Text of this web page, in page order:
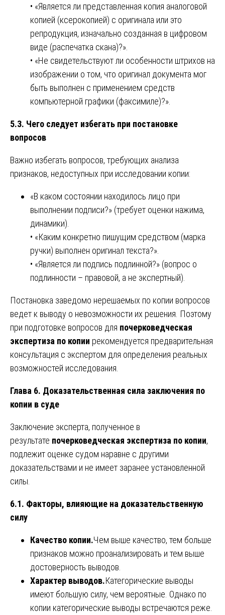
• «Является ли представленная копия аналоговой
копией (ксерокопией) с оригинала или это
репродукция, изначально созданная в цифровом
виде (распечатка скана)?».
• «Не свидетельствуют ли особенности штрихов на
изображении о том, что оригинал документа мог
быть выполнен с применением средств
компьютерной графики (факсимиле)?».
5.3. Чего следует избегать при постановке
вопросов
Важно избегать вопросов, требующих анализа
признаков, недоступных при исследовании копии:
«В каком состоянии находилось лицо при
выполнении подписи?» (требует оценки нажима,
динамики).
• «Каким конкретно пишущим средством (марка
ручки) выполнен оригинал текста?».
• «Является ли подпись подлинной?» (вопрос о
подлинности – правовой, а не экспертный).
Постановка заведомо нерешаемых по копии вопросов
ведет к выводу о невозможности их решения. Поэтому
при подготовке вопросов для почерковедческая
экспертиза по копии рекомендуется предварительная
консультация с экспертом для определения реальных
возможностей исследования.
Глава 6. Доказательственная сила заключения по
копии в суде
Заключение эксперта, полученное в
результате почерковедческая экспертиза по копии,
подлежит оценке судом наравне с другими
доказательствами и не имеет заранее установленной
силы.
6.1. Факторы, влияющие на доказательственную
силу
Качество копии.Чем выше качество, тем больше
признаков можно проанализировать и тем выше
достоверность выводов.
Характер выводов.Категорические выводы
имеют большую силу, чем вероятные. Однако по
копии категорические выводы встречаются реже.